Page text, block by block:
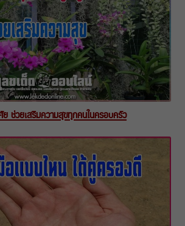
ช่วยเสริมความสุขทุกคนในครอบครัว